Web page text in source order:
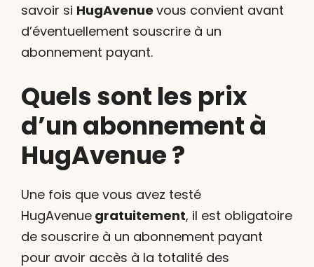
savoir si HugAvenue vous convient avant
d’éventuellement souscrire à un
abonnement payant.
Quels sont les prix
d’un abonnement à
HugAvenue ?
Une fois que vous avez testé
HugAvenue gratuitement, il est obligatoire
de souscrire à un abonnement payant
pour avoir accès à la totalité des